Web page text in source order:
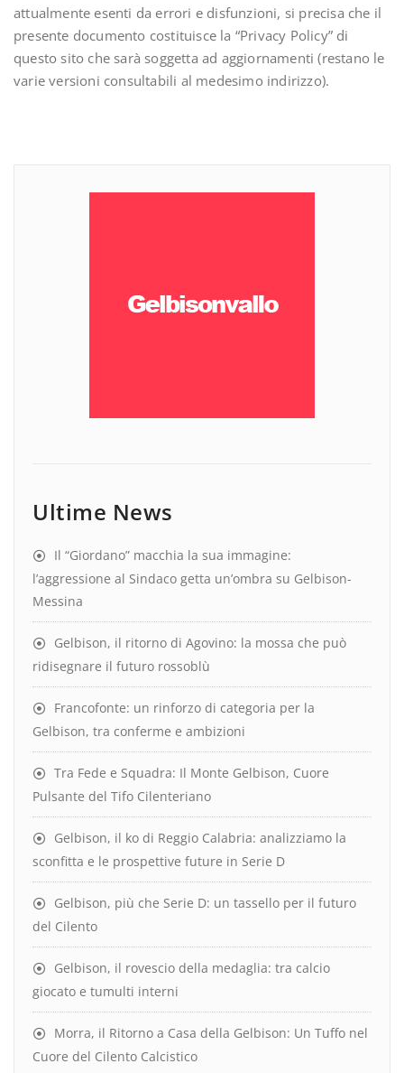
attualmente esenti da errori e disfunzioni, si precisa che il
presente documento costituisce la “Privacy Policy” di
questo sito che sarà soggetta ad aggiornamenti (restano le
varie versioni consultabili al medesimo indirizzo).
Ultime News
Il “Giordano” macchia la sua immagine:
l’aggressione al Sindaco getta un’ombra su Gelbison-
Messina
Gelbison, il ritorno di Agovino: la mossa che può
ridisegnare il futuro rossoblù
Francofonte: un rinforzo di categoria per la
Gelbison, tra conferme e ambizioni
Tra Fede e Squadra: Il Monte Gelbison, Cuore
Pulsante del Tifo Cilenteriano
Gelbison, il ko di Reggio Calabria: analizziamo la
sconfitta e le prospettive future in Serie D
Gelbison, più che Serie D: un tassello per il futuro
del Cilento
Gelbison, il rovescio della medaglia: tra calcio
giocato e tumulti interni
Morra, il Ritorno a Casa della Gelbison: Un Tuffo nel
Cuore del Cilento Calcistico